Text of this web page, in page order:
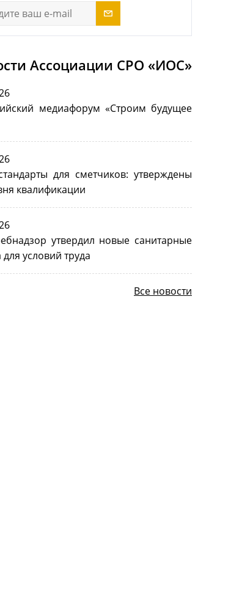
Ассоциации СРО «ИОС»
медиафорум «Строим будущее
для сметчиков: утверждены
квалификации
утвердил новые санитарные
условий труда
Все новости